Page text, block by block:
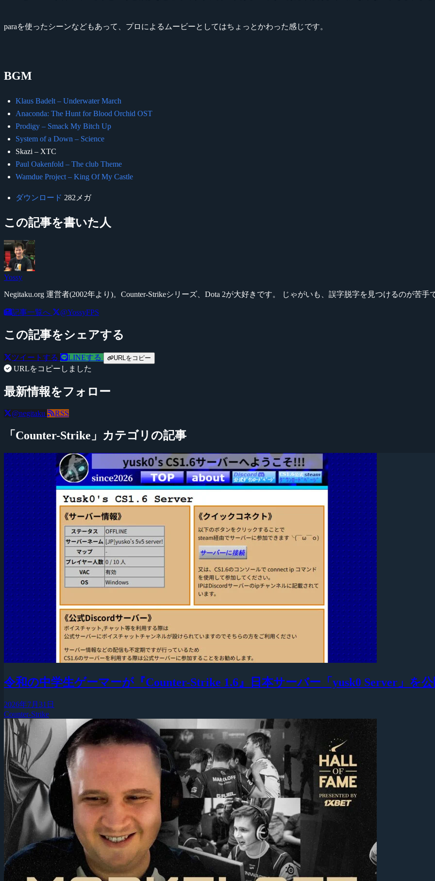
paraを使ったシーンなどもあって、プロによるムービーとしてはちょっとかわった感じです。
BGM
Klaus Badelt – Underwater March
Anaconda: The Hunt for Blood Orchid OST
Prodigy – Smack My Bitch Up
System of a Down – Science
Skazi – XTC
Paul Oakenfold – The club Theme
Wamdue Project – King Of My Castle
ダウンロード 282メガ
この記事を書いた人
Yossy
Negitaku.org 運営者(2002年より)。Counter-Strikeシリーズ、Dota 2が大好きです。 じゃがいも、誤字脱字を見つけるのが苦
記事一覧へ @YossyFPS
この記事をシェアする
ツイートする LINEする URLをコピー
URLをコピーしました
最新情報をフォロー
@negitaku RSS
「Counter-Strike」カテゴリの記事
令和の中学生ゲーマーが『Counter-Strike 1.6』日本サーバー「yusk0 Server」を
2026年7月31日
Counter-Strike